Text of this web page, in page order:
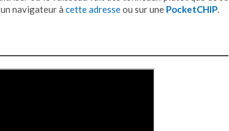
navigateur à cette adresseou sur une PocketCHIP.